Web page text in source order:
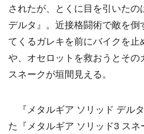
されたが、とくに目を引いた
デルタ』。近接格闘術で敵を
てくるガレキを前にバイクを止
や、オセロットを救おうとそ
スネークが垣間見える。
『メタルギア ソリッド デル
た『メタルギア ソリッド3 ス